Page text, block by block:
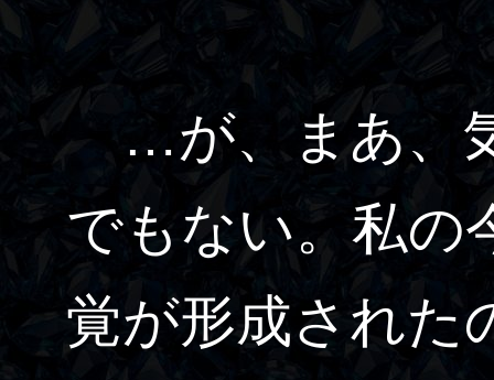
…が、まあ、
でもない。私の
覚が形成された